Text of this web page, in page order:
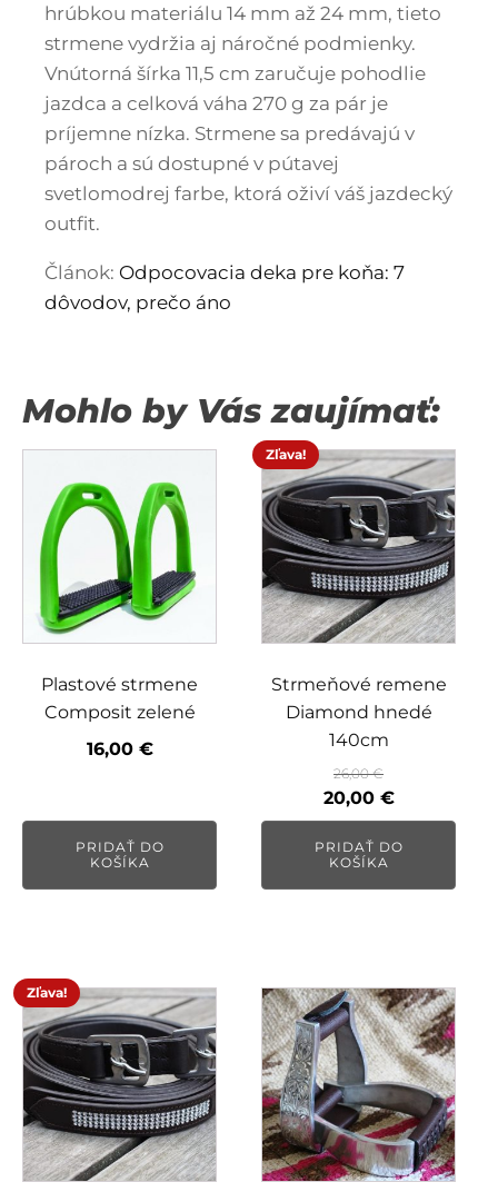
hrúbkou materiálu 14 mm až 24 mm, tieto
strmene vydržia aj náročné podmienky.
Vnútorná šírka 11,5 cm zaručuje pohodlie
jazdca a celková váha 270 g za pár je
príjemne nízka. Strmene sa predávajú v
pároch a sú dostupné v pútavej
svetlomodrej farbe, ktorá oživí váš jazdecký
outfit.
Článok: Odpocovacia deka pre koňa: 7
dôvodov, prečo áno
Mohlo by Vás zaujímať:
Plastové strmene
Composit zelené
16,00 €
PRIDAŤ DO
KOŠÍKA
Zľava!
Strmeňové remene
Diamond hnedé
140cm
26,00€
Pôvodná
cena
bola:
20,00 €Aktuálna
cena
je:
PRIDAŤ DO
KOŠÍKA
Zľava!